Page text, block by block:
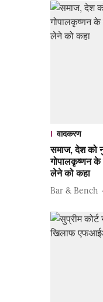
वादकरण
समाज, देश को
गोपालकृष्णन के
लेने को कहा
Bar & Bench